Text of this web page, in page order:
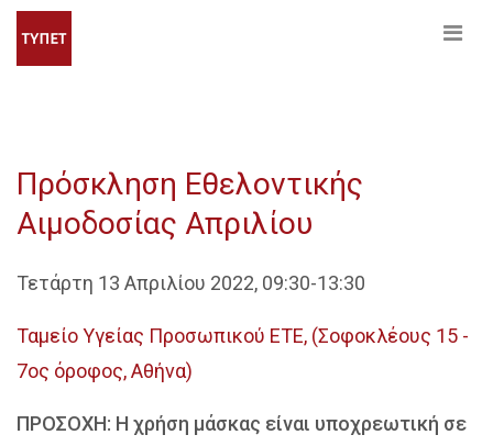
Πρόσκληση Εθελοντικής
Αιμοδοσίας Απριλίου
Τετάρτη 13 Απριλίου 2022, 09:30-13:30
Ταμείο Υγείας Προσωπικού ΕΤΕ, (Σοφοκλέους 15 -
7ος όροφος, Αθήνα)
ΠΡΟΣΟΧΗ: Η χρήση μάσκας είναι υποχρεωτική σε